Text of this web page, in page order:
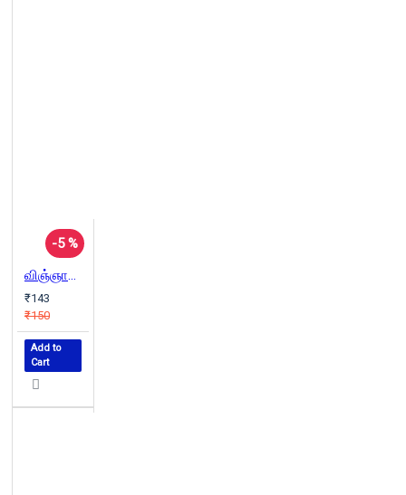
-5 %
விஞ்ஞான லோகாயத வாதம்
₹143
₹150
Add to
Cart